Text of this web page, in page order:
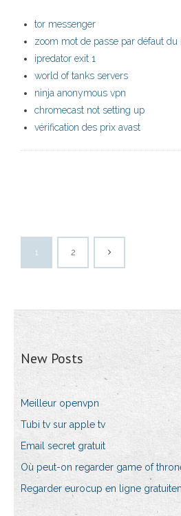
tor messenger
zoom mot de passe par défaut du
ipredator exit 1
world of tanks servers
ninja anonymous vpn
chromecast not setting up
vérification des prix avast
1 2
New Posts
Meilleur openvpn
Tubi tv sur apple tv
Email secret gratuit
Où peut-on regarder game of
Regarder eurocup en ligne